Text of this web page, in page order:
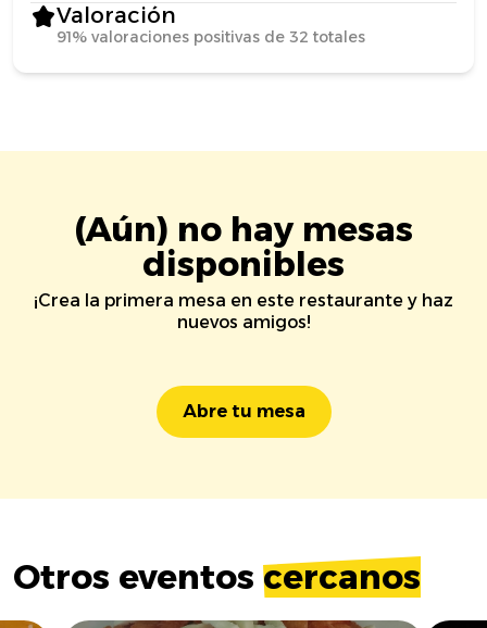
Valoración
91% valoraciones positivas de 32 totales
(Aún) no hay mesas
disponibles
¡Crea la primera mesa en este restaurante y haz
nuevos amigos!
Abre tu mesa
Otros eventos cercanos